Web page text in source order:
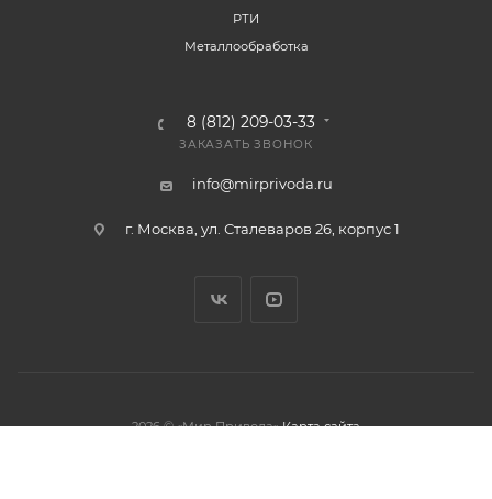
РТИ
Металлообработка
8 (812) 209-03-33
ЗАКАЗАТЬ ЗВОНОК
info@mirprivoda.ru
г. Москва, ул. Сталеваров 26, корпус 1
2026 © «Мир Привода» Карта сайта